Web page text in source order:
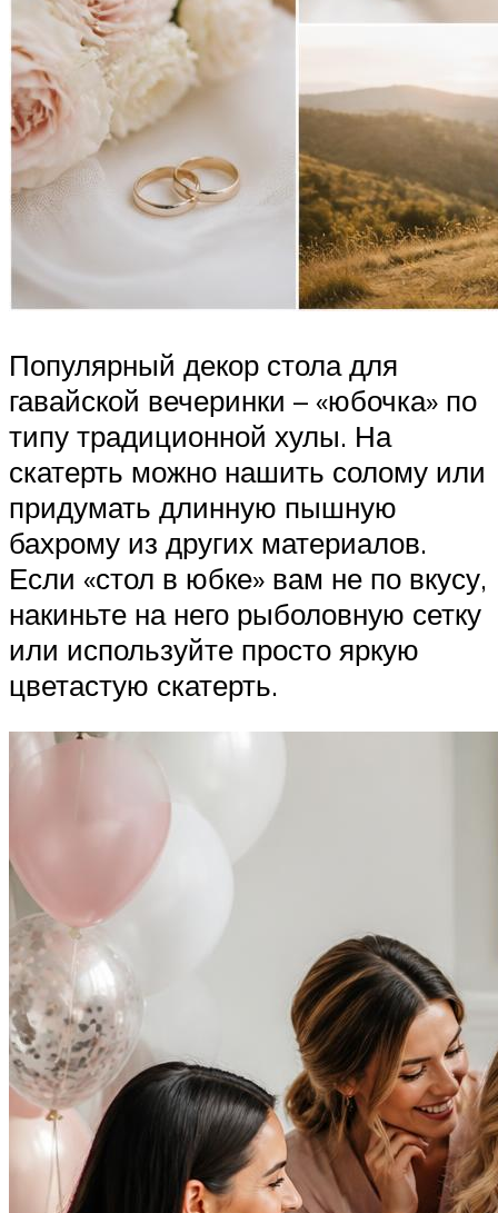
Популярный декор стола для
гавайской вечеринки – «юбочка» по
типу традиционной хулы. На
скатерть можно нашить солому или
придумать длинную пышную
бахрому из других материалов.
Если «стол в юбке» вам не по вкусу,
накиньте на него рыболовную сетку
или используйте просто яркую
цветастую скатерть.